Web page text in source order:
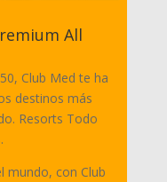
All
Club Med te ha
destinos más
Resorts Todo
mundo, con Club